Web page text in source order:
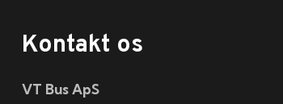
Kontakt os
VT Bus ApS